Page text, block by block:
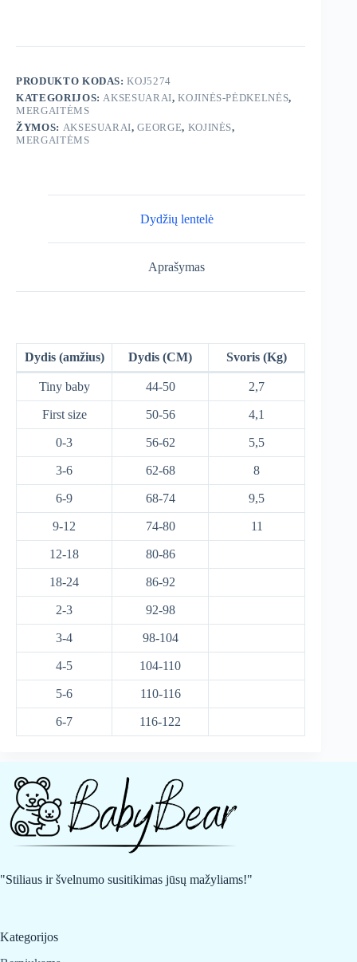
PRODUKTO KODAS:KOJ5274
KATEGORIJOS: AKSESUARAI,KOJINĖS-PĖDKELNĖS,
MERGAITĖMS
ŽYMOS: AKSESUARAI,GEORGE, KOJINĖS,
MERGAITĖMS
Dydžių lentelė
Aprašymas
Dydis (amžius) Dydis (CM) Svoris (Kg)
Tiny baby 44-50 2,7
First size 50-56 4,1
0-3 56-62 5,5
3-6 62-68 8
6-9 68-74 9,5
9-12 74-80 11
12-18 80-86
18-24 86-92
2-3 92-98
3-4 98-104
4-5 104-110
5-6 110-116
6-7 116-122
"Stiliaus ir švelnumo susitikimas jūsų mažyliams!"
Kategorijos